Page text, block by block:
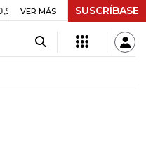
UVR $ 416,91 +$ 0,05 +0,01%
VER MÁS SUSCRÍBASE